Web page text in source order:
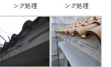
ング処理
ング処理